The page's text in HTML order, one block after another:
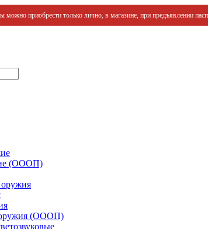
приобрести только лично, в магазине, при предъявлении
(ОООП)
оружия
оружия (ОООП)